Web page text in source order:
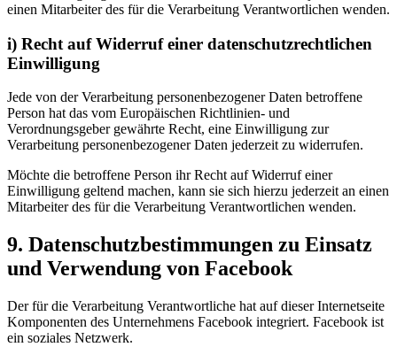
einen Mitarbeiter des für die Verarbeitung Verantwortlichen wenden.
i) Recht auf Widerruf einer datenschutzrechtlichen
Einwilligung
Jede von der Verarbeitung personenbezogener Daten betroffene
Person hat das vom Europäischen Richtlinien- und
Verordnungsgeber gewährte Recht, eine Einwilligung zur
Verarbeitung personenbezogener Daten jederzeit zu widerrufen.
Möchte die betroffene Person ihr Recht auf Widerruf einer
Einwilligung geltend machen, kann sie sich hierzu jederzeit an einen
Mitarbeiter des für die Verarbeitung Verantwortlichen wenden.
9. Datenschutzbestimmungen zu Einsatz
und Verwendung von Facebook
Der für die Verarbeitung Verantwortliche hat auf dieser Internetseite
Komponenten des Unternehmens Facebook integriert. Facebook ist
ein soziales Netzwerk.